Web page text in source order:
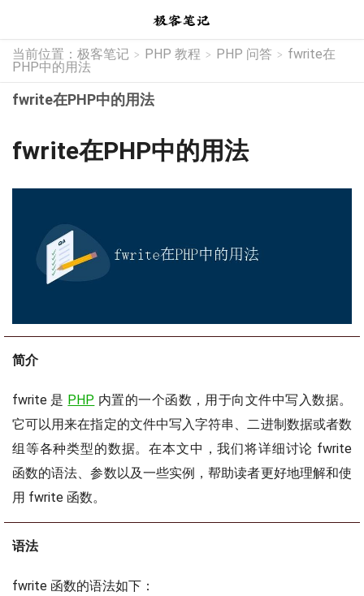
当前位置： 极客笔记 > PHP 教程 > PHP 问答 > fwrite在
PHP中的用法
fwrite在PHP中的用法
fwrite在PHP中的用法
简介
fwrite 是 PHP 内置的一个函数，用于向文件中写入数据。
它可以用来在指定的文件中写入字符串、二进制数据或者数
组等各种类型的数据。在本文中，我们将详细讨论 fwrite
函数的语法、参数以及一些实例，帮助读者更好地理解和使
用 fwrite 函数。
语法
fwrite 函数的语法如下：